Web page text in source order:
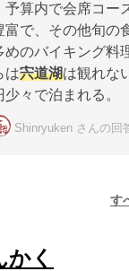
算内で会席コー
で、その他旬の
のバイキング料
は宍道湖は観れな
々で泊まれる。
Shinryuken さんの回
す
く